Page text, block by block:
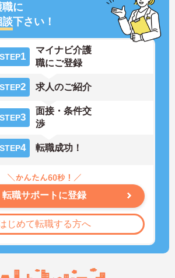
に
談下さい！
STEP1
マイナビ介護
職にご登録
STEP2 求人のご紹介
STEP3
面接・条件交
渉
STEP4 転職成功！
転職サポートに登録
じめて転職する方へ